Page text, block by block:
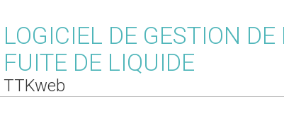
LOGICIEL DE GESTION
FUITE DE LIQUIDE
TTKweb